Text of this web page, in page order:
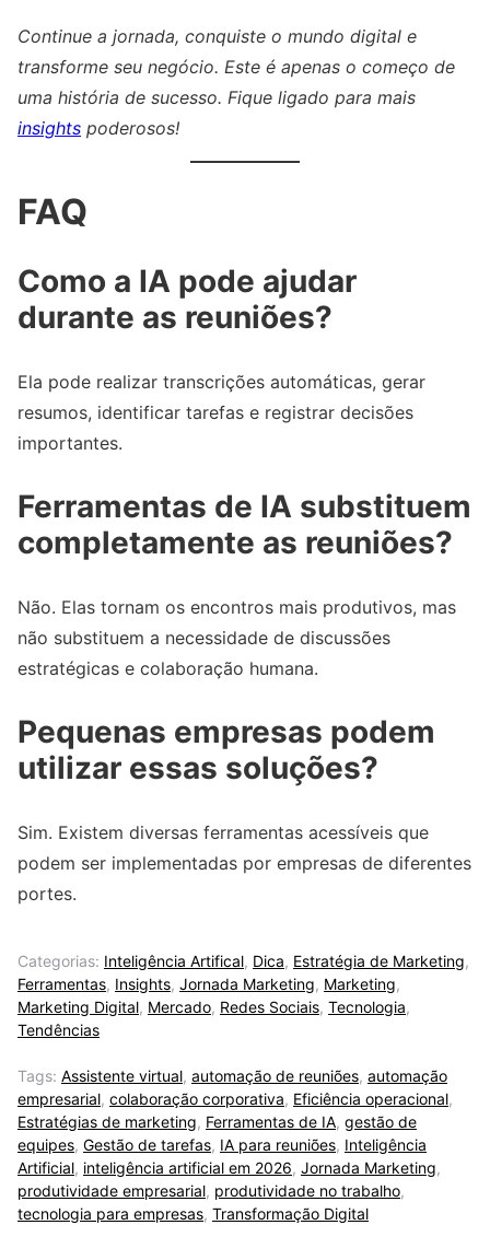
Continue a jornada, conquiste o mundo digital e
transforme seu negócio. Este é apenas o começo de
uma história de sucesso. Fique ligado para mais
insights poderosos!
FAQ
Como a IA pode ajudar
durante as reuniões?
Ela pode realizar transcrições automáticas, gerar
resumos, identificar tarefas e registrar decisões
importantes.
Ferramentas de IA substituem
completamente as reuniões?
Não. Elas tornam os encontros mais produtivos, mas
não substituem a necessidade de discussões
estratégicas e colaboração humana.
Pequenas empresas podem
utilizar essas soluções?
Sim. Existem diversas ferramentas acessíveis que
podem ser implementadas por empresas de diferentes
portes.
Categorias: Inteligência Artifical, Dica, Estratégia de Marketing,
Ferramentas, Insights, Jornada Marketing, Marketing,
Marketing Digital, Mercado, Redes Sociais, Tecnologia,
Tendências
Tags: Assistente virtual, automação de reuniões, automação
empresarial, colaboração corporativa, Eficiência operacional,
Estratégias de marketing, Ferramentas de IA, gestão de
equipes, Gestão de tarefas, IA para reuniões, Inteligência
Artificial, inteligência artificial em 2026, Jornada Marketing,
produtividade empresarial, produtividade no trabalho,
tecnologia para empresas, Transformação Digital